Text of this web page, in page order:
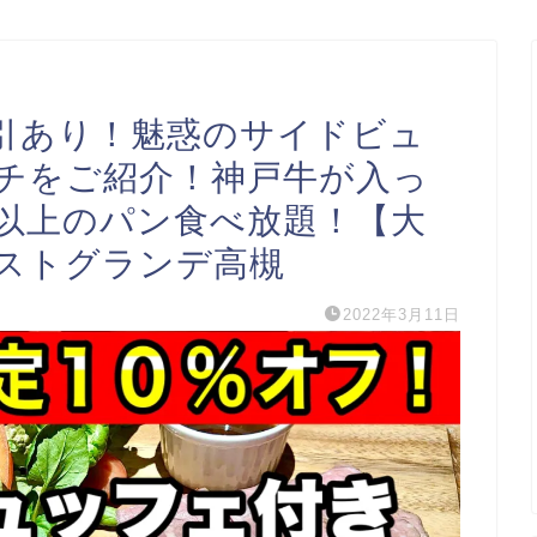
あり！魅惑のサイドビュ
をご紹介！神戸牛が入っ
上のパン食べ放題！【大
トグランデ高槻
2022年3月11日